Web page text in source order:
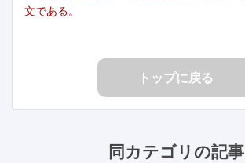
文である。
トップに戻る
同カテゴリの記事